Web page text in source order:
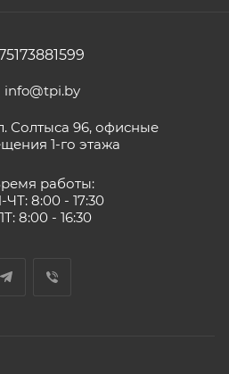
info@tpi.by
Солтыса 96, офисные
1-го этажа
работы:
8:00 - 17:30
8:00 - 16:30